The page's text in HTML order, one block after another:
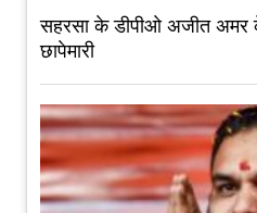
सहरसा के डीपीओ अजीत अमर
छापेमारी